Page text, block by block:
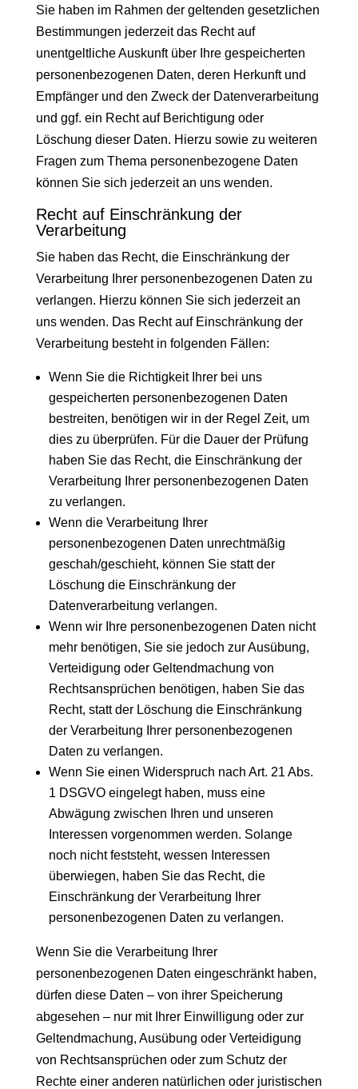
Sie haben im Rahmen der geltenden gesetzlichen
Bestimmungen jederzeit das Recht auf
unentgeltliche Auskunft über Ihre gespeicherten
personenbezogenen Daten, deren Herkunft und
Empfänger und den Zweck der Datenverarbeitung
und ggf. ein Recht auf Berichtigung oder
Löschung dieser Daten. Hierzu sowie zu weiteren
Fragen zum Thema personenbezogene Daten
können Sie sich jederzeit an uns wenden.
Recht auf Einschränkung der
Verarbeitung
Sie haben das Recht, die Einschränkung der
Verarbeitung Ihrer personenbezogenen Daten zu
verlangen. Hierzu können Sie sich jederzeit an
uns wenden. Das Recht auf Einschränkung der
Verarbeitung besteht in folgenden Fällen:
Wenn Sie die Richtigkeit Ihrer bei uns
gespeicherten personenbezogenen Daten
bestreiten, benötigen wir in der Regel Zeit, um
dies zu überprüfen. Für die Dauer der Prüfung
haben Sie das Recht, die Einschränkung der
Verarbeitung Ihrer personenbezogenen Daten
zu verlangen.
Wenn die Verarbeitung Ihrer
personenbezogenen Daten unrechtmäßig
geschah/geschieht, können Sie statt der
Löschung die Einschränkung der
Datenverarbeitung verlangen.
Wenn wir Ihre personenbezogenen Daten nicht
mehr benötigen, Sie sie jedoch zur Ausübung,
Verteidigung oder Geltendmachung von
Rechtsansprüchen benötigen, haben Sie das
Recht, statt der Löschung die Einschränkung
der Verarbeitung Ihrer personenbezogenen
Daten zu verlangen.
Wenn Sie einen Widerspruch nach Art. 21 Abs.
1 DSGVO eingelegt haben, muss eine
Abwägung zwischen Ihren und unseren
Interessen vorgenommen werden. Solange
noch nicht feststeht, wessen Interessen
überwiegen, haben Sie das Recht, die
Einschränkung der Verarbeitung Ihrer
personenbezogenen Daten zu verlangen.
Wenn Sie die Verarbeitung Ihrer
personenbezogenen Daten eingeschränkt haben,
dürfen diese Daten – von ihrer Speicherung
abgesehen – nur mit Ihrer Einwilligung oder zur
Geltendmachung, Ausübung oder Verteidigung
von Rechtsansprüchen oder zum Schutz der
Rechte einer anderen natürlichen oder juristischen